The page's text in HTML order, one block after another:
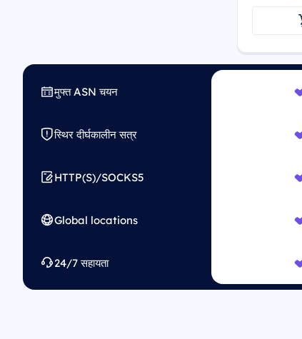
मुफ्त ASN चयन
स्थिर दीर्घकालीन सत्र
HTTP(S)/SOCKS5
Global locations
24/7 सहायता